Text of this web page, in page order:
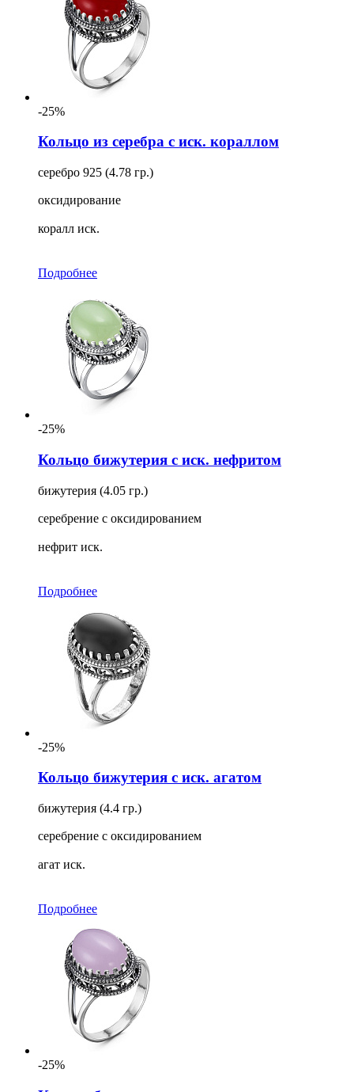
-25%
Кольцо из серебра с иск. кораллом
серебро 925 (4.78 гр.)
оксидирование
коралл иск.
Подробнее
-25%
Кольцо бижутерия с иск. нефритом
бижутерия (4.05 гр.)
серебрение с оксидированием
нефрит иск.
Подробнее
-25%
Кольцо бижутерия с иск. агатом
бижутерия (4.4 гр.)
серебрение с оксидированием
агат иск.
Подробнее
-25%